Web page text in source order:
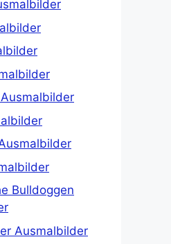
Bulldoggen
Ausmalbilder